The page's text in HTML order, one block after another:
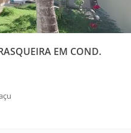
EM COND.